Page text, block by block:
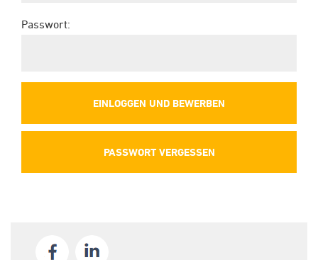
Passwort:
PASSWORT VERGESSEN